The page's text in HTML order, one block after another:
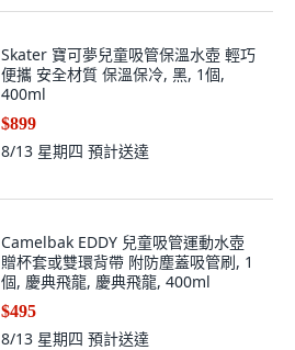
Skater 寶可夢兒童吸管保溫水壺 輕巧
便攜 安全材質 保溫保冷, 黑, 1個,
400ml
$899
8/13 星期四 預計送達
Camelbak EDDY 兒童吸管運動水壺
贈杯套或雙環背帶 附防塵蓋吸管刷, 1
個, 慶典飛龍, 慶典飛龍, 400ml
$495
8/13 星期四 預計送達